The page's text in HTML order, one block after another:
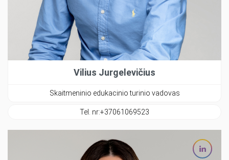
Vilius Jurgelevičius
Skaitmeninio edukacinio turinio vadovas
Tel. nr:+37061069523